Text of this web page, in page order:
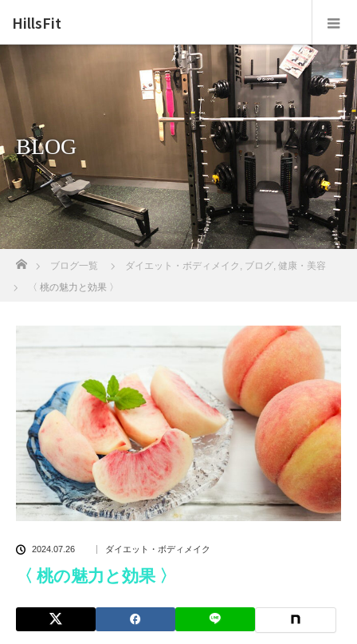
HillsFit
BLOG
ブログ一覧 ダイエット・ボディメイク , ブログ, 健康・美容
〈 桃の魅力と効果 〉
2024.07.26 ダイエット・ボディメイク
〈 桃の魅力と効果 〉